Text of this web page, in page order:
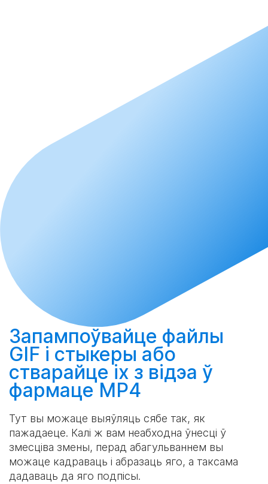
Запампоўвайце файлы
GIF і стыкеры або
стварайцеіх з відэа ў
фармаце MP4
Тут вы можаце выяўляць сябе так, як
пажадаеце. Калі ж вам неабходна ўнесці ў
змесціва змены, перад абагульваннем вы
можаце кадраваць і абразаць яго, а таксама
дадаваць да яго подпісы.